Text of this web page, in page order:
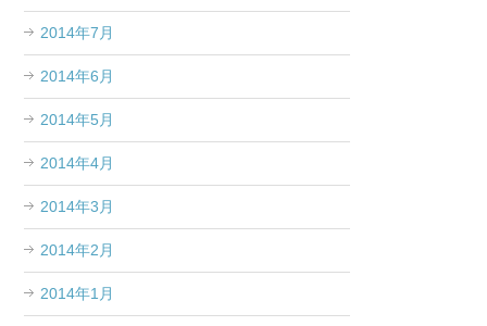
2014年7月
2014年6月
2014年5月
2014年4月
2014年3月
2014年2月
2014年1月